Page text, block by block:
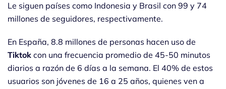
Le siguen países como Indonesia y Brasil con 99 y 74
millones de seguidores, respectivamente.
En España, 8.8 millones de personas hacen uso de
Tiktok con una frecuencia promedio de 45-50 minutos
diarios a razón de 6 días a la semana. El 40% de estos
usuarios son jóvenes de 16 a 25 años, quienes ven a